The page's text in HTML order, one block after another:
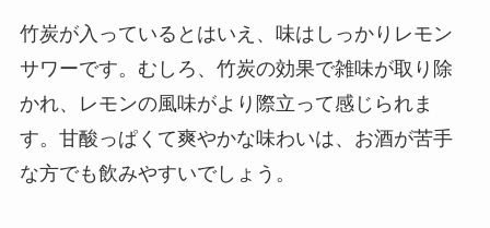
竹炭が入っているとはいえ、味はしっかりレモン
サワーです。むしろ、竹炭の効果で雑味が取り除
かれ、レモンの風味がより際立って感じられま
す。甘酸っぱくて爽やかな味わいは、お酒が苦手
な方でも飲みやすいでしょう。